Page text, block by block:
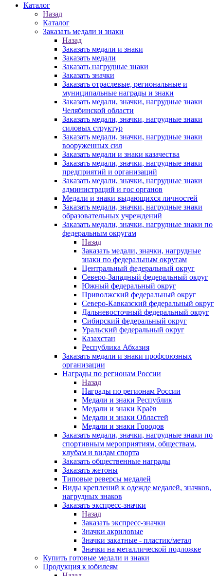
Каталог
Назад
Каталог
Заказать медали и знаки
Назад
Заказать медали и знаки
Заказать медали
Заказать нагрудные знаки
Заказать значки
Заказать отраслевые, региональные и
муниципальные награды и знаки
Заказать медали, значки, нагрудные знаки
Челябинской области
Заказать медали, значки, нагрудные знаки
силовых структур
Заказать медали, значки, нагрудные знаки
вооруженных сил
Заказать медали и знаки казачества
Заказать медали, значки, нагрудные знаки
предприятий и организаций
Заказать медали, значки, нагрудные знаки
администраций и гос органов
Медали и знаки выдающихся личностей
Заказать медали, значки, нагрудные знаки
образовательных учреждений
Заказать медали, значки, нагрудные знаки по
федеральным округам
Назад
Заказать медали, значки, нагрудные
знаки по федеральным округам
Центральный федеральный округ
Северо-Западный федеральный округ
Южный федеральный округ
Приволжский федеральный округ
Северо-Кавказский федеральный округ
Дальневосточный федеральный округ
Сибирский федеральный округ
Уральский федеральный округ
Казахстан
Республика Абхазия
Заказать медали и знаки профсоюзных
организации
Награды по регионам России
Назад
Награды по регионам России
Медали и знаки Республик
Медали и знаки Краёв
Медали и знаки Областей
Медали и знаки Городов
Заказать медали, значки, нагрудные знаки по
спортивным мероприятиям, обществам,
клубам и видам спорта
Заказать общественные награды
Заказать жетоны
Типовые реверсы медалей
Виды креплений к одежде медалей, значков,
нагрудных знаков
Заказать экспресс-значки
Назад
Заказать экспресс-значки
Значки акриловые
Значки закатные - пластик/метал
Значки на металлической подложке
Купить готовые медали и знаки
Продукция к юбилеям